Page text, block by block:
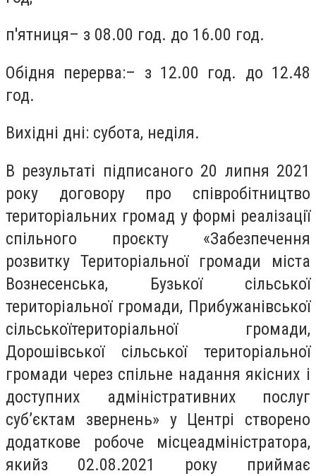
п'ятниця– з 08.00 год. до 16.00 год.
Обідня перерва:– з 12.00 год. до 12.48
год.
Вихідні дні: субота, неділя.
В результаті підписаного 20 липня 2021
року договору про співробітництво
територіальних громад у формі реалізації
спільного проєкту «Забезпечення
розвитку Територіальної громади міста
Вознесенська, Бузької сільської
територіальної громади, Прибужанівської
сільськоїтериторіальної громади,
Дорошівської сільської територіальної
громади через спільне надання якісних і
доступних адміністративних послуг
суб’єктам звернень» у Центрі створено
додаткове робоче місцеадміністратора,
якийз 02.08.2021 року приймає